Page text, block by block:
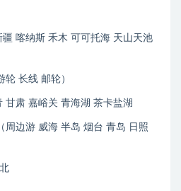
喀纳斯 禾木 可可托海 天山天池
轮 长线 邮轮）
甘肃 嘉峪关 青海湖 茶卡盐湖
周边游 威海 半岛 烟台 青岛 日照